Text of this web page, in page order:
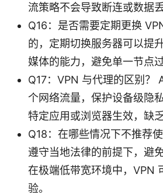
流策略不会导致断连或数据丢
Q16：是否需要定期更换
的，定期切换服务器可以提
媒体的能力，避免单一节点过
Q17：VPN 与代理的区别？
个网络流量，保护设备级隐
特定应用或浏览器生效，缺
Q18：在哪些情况下不推荐
遵守当地法律的前提下，避
在极端低带宽环境中，VPN
验。